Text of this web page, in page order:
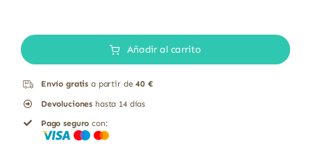
Corporal
Añadir al carrito
Envío gratis a partir de40 €
Devoluciones hasta 14 días
Pago seguro con: